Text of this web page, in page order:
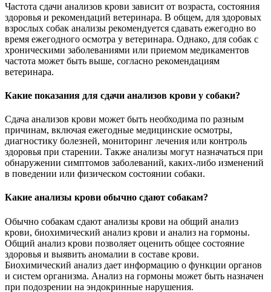
Частота сдачи анализов крови зависит от возраста, состояния
здоровья и рекомендаций ветеринара. В общем, для здоровых
взрослых собак анализы рекомендуется сдавать ежегодно во
время ежегодного осмотра у ветеринара. Однако, для собак с
хроническими заболеваниями или приемом медикаментов
частота может быть выше, согласно рекомендациям
ветеринара.
Какие показания для сдачи анализов крови у собаки?
Сдача анализов крови может быть необходима по разным
причинам, включая ежегодные медицинские осмотры,
диагностику болезней, мониторинг лечения или контроль
здоровья при старении. Также анализы могут назначаться при
обнаружении симптомов заболеваний, каких-либо изменений
в поведении или физическом состоянии собаки.
Какие анализы крови обычно сдают собакам?
Обычно собакам сдают анализы крови на общий анализ
крови, биохимический анализ крови и анализ на гормоны.
Общий анализ крови позволяет оценить общее состояние
здоровья и выявить аномалии в составе крови.
Биохимический анализ дает информацию о функции органов
и систем организма. Анализ на гормоны может быть назначен
при подозрении на эндокринные нарушения.